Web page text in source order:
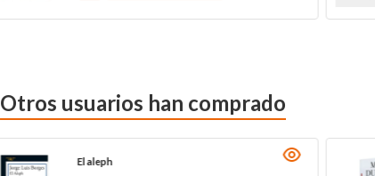
Otros usuarios han comprado
El aleph